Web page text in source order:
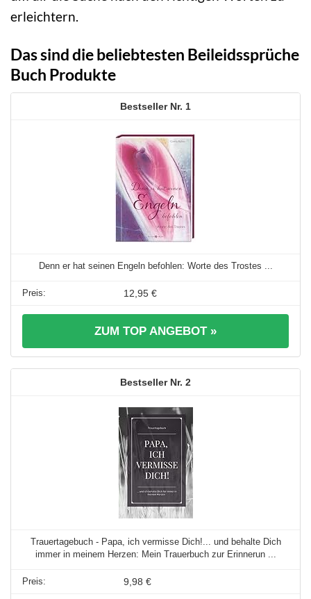
erleichtern.
Das sind die beliebtesten Beileidssprüche
Buch Produkte
1
Denn er hat seinen Engeln befohlen: Worte des Trostes ...
12,95 €
ZUM TOP ANGEBOT »
2
Trauertagebuch - Papa, ich vermisse Dich!... und behalte Dich
immer in meinem Herzen: Mein Trauerbuch zur Erinnerun ...
9,98 €